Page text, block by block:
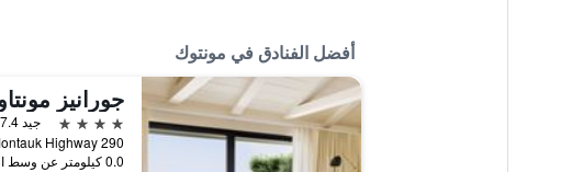
أفضل الفنادق في مونتوك
4 نجوم
جيد 7.4
0.0 كيلومتر عن وسط المدينة